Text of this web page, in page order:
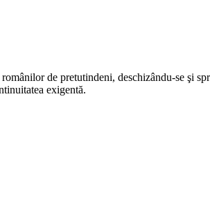
de pretutindeni, deschizându-se şi
exigentă.